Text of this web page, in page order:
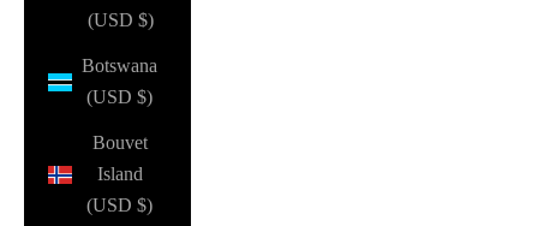
(USD $)
Botswana
(USD $)
Bouvet
Island
(USD $)